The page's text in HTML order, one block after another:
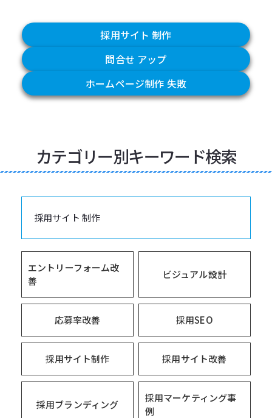
採用サイト 制作
問合せ アップ
ホームページ制作 失敗
カテゴリー別キーワード検索
採用サイト 制作
エントリーフォーム改
善
ビジュアル設計
応募率改善 採用SEO
採用サイト制作 採用サイト改善
採用ブランディング
採用マーケティング事
例